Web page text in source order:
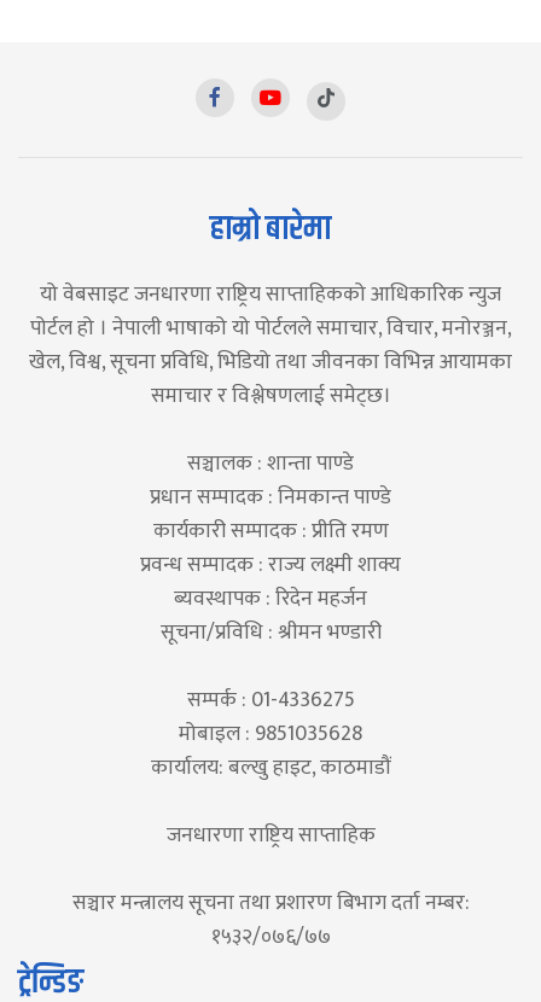
हाम्रो बारेमा
यो वेबसाइट जनधारणा राष्ट्रिय साप्ताहिकको आधिकारिक न्युज
पोर्टल हो । नेपाली भाषाको यो पोर्टलले समाचार, विचार, मनोरञ्जन,
खेल, विश्व, सूचना प्रविधि, भिडियो तथा जीवनका विभिन्न आयामका
समाचार र विश्लेषणलाई समेट्छ।
सञ्चालक : शान्ता पाण्डे
प्रधान सम्पादक : निमकान्त पाण्डे
कार्यकारी सम्पादक : प्रीति रमण
प्रवन्ध सम्पादक : राज्य लक्ष्मी शाक्य
ब्यवस्थापक : रिदेन महर्जन
सूचना/प्रविधि : श्रीमन भण्डारी
सम्पर्क : 01-4336275
मोबाइल : 9851035628
कार्यालय: बल्खु हाइट, काठमाडौं
जनधारणा राष्ट्रिय साप्ताहिक
सञ्चार मन्त्रालय सूचना तथा प्रशारण बिभाग दर्ता नम्बर:
१५३२/०७६/७७
ट्रेन्डिङ